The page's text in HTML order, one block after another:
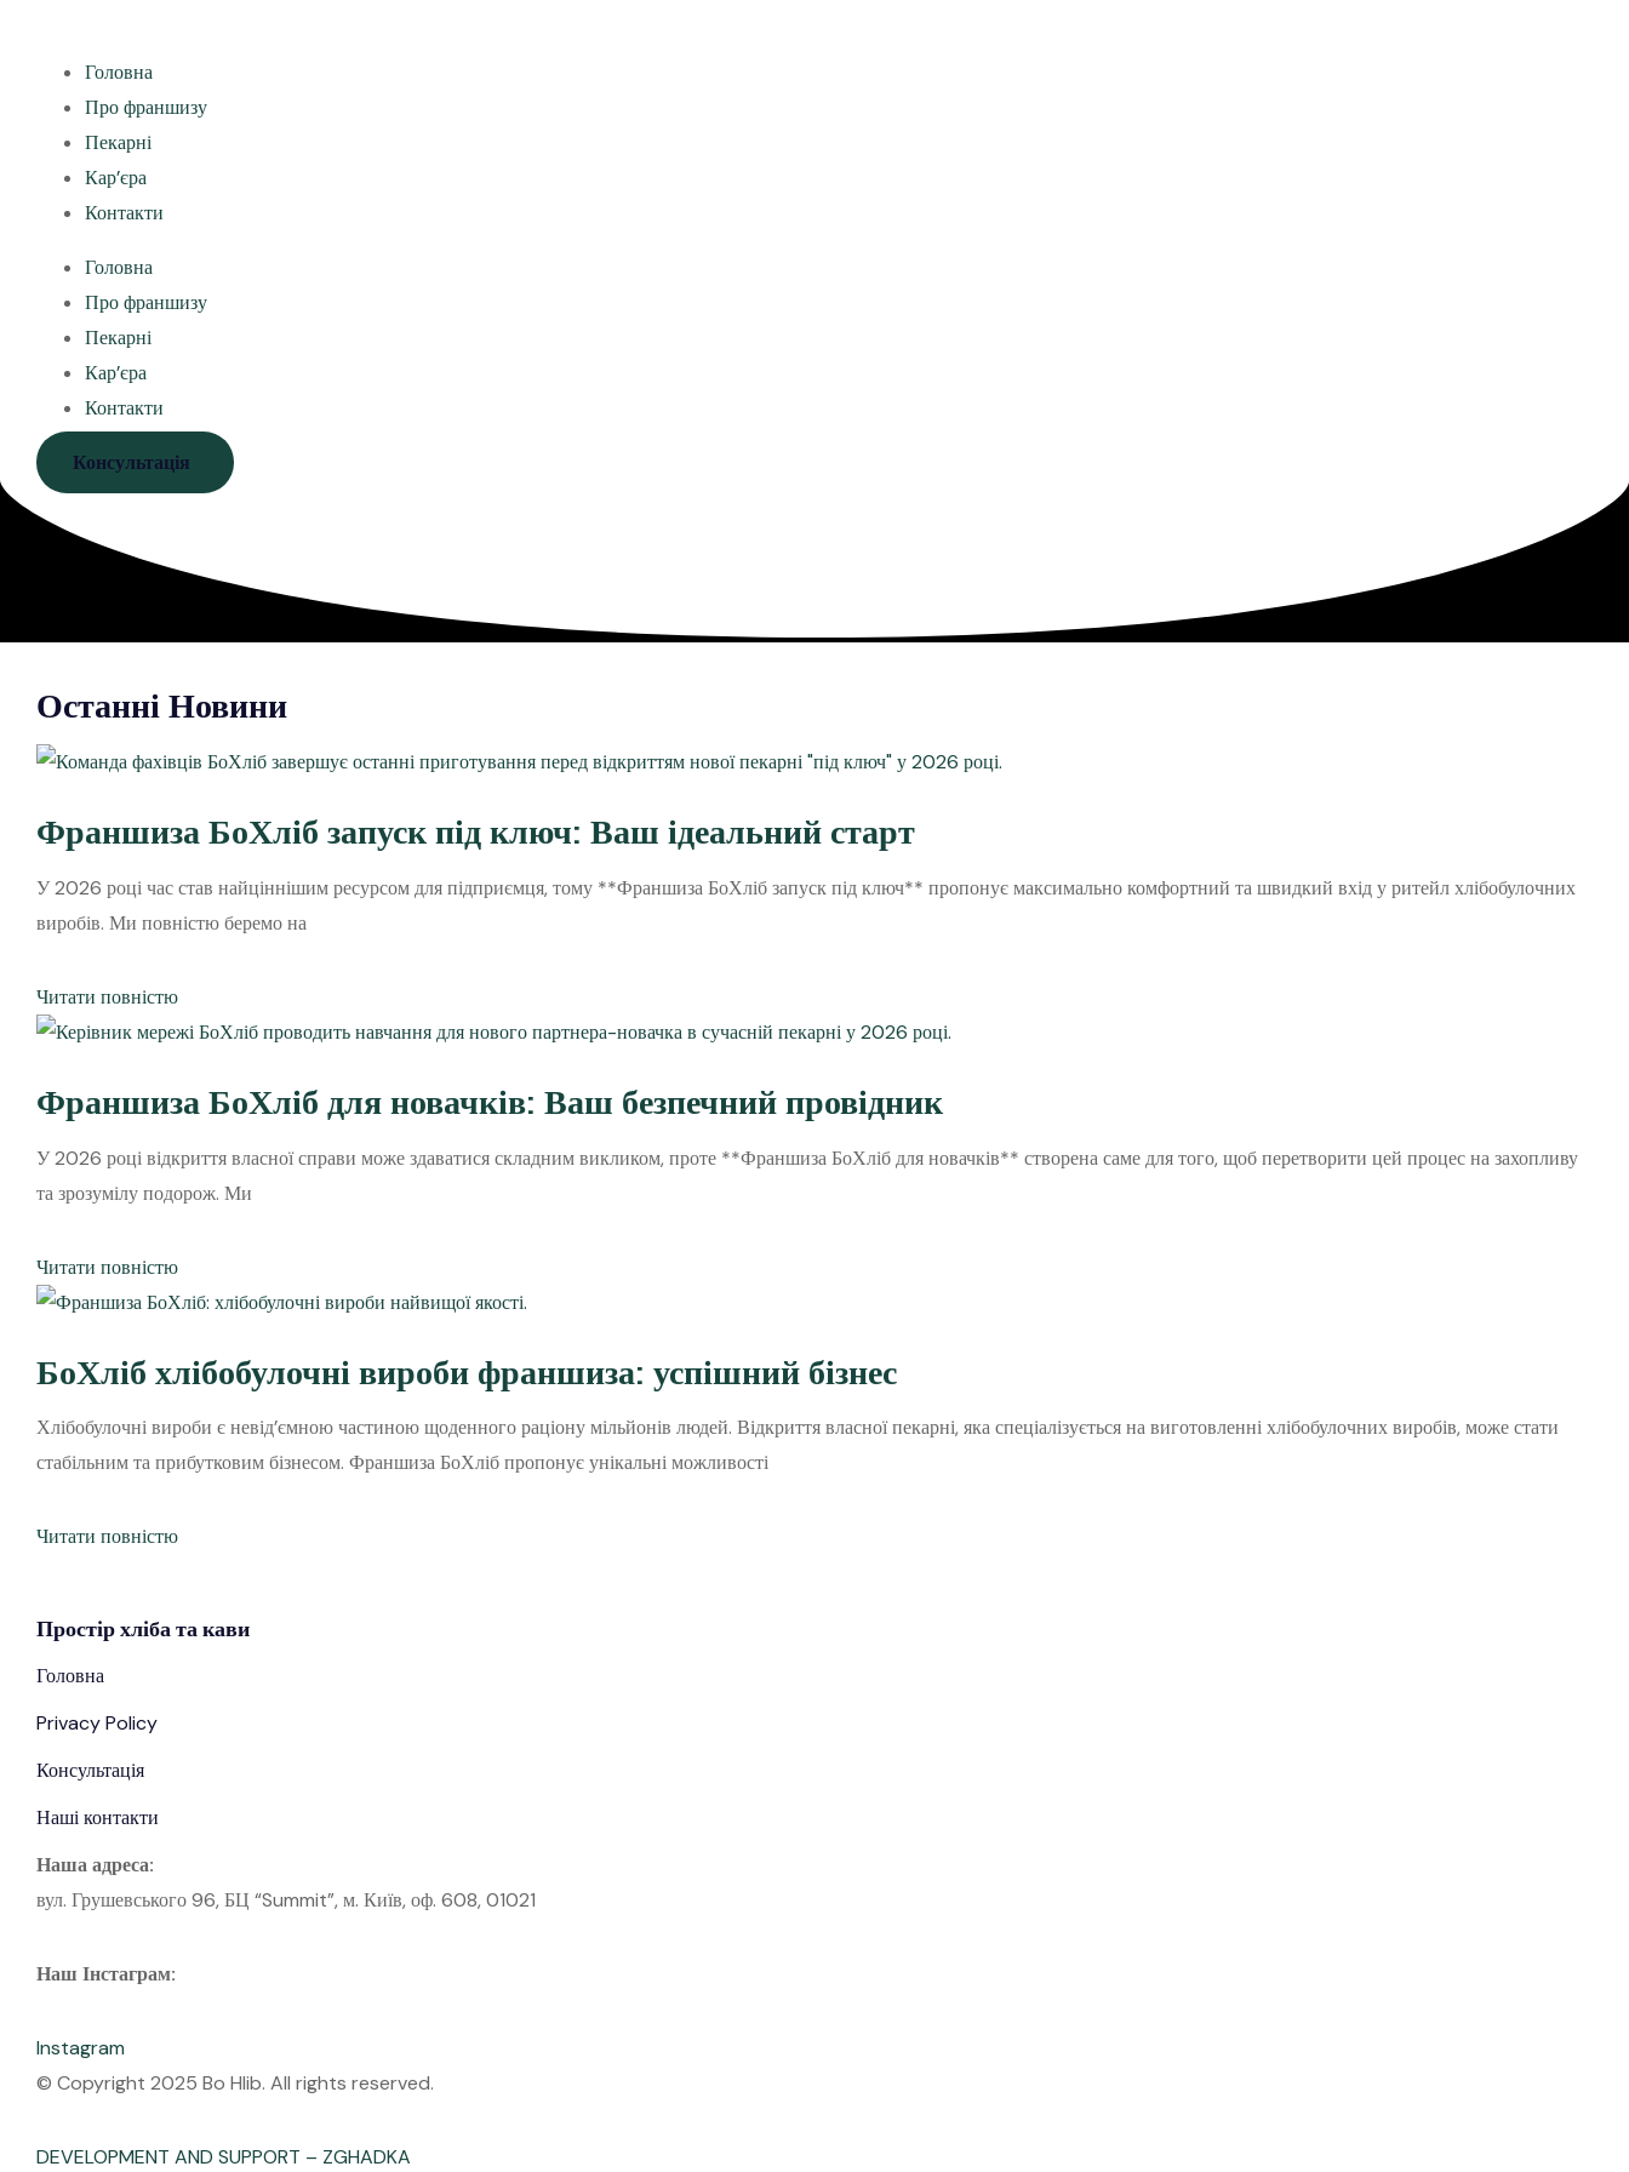
Головна
Про франшизу
Пекарні
Кар’єра
Контакти
Головна
Про франшизу
Пекарні
Кар’єра
Контакти
Консультація
Останні Новини
Франшиза БоХліб запуск під ключ: Ваш ідеальний старт
У 2026 році час став найціннішим ресурсом для підприємця, тому **Франшиза БоХліб запуск під ключ** пропонує максимально комфортний та швидкий вхід у ритейл хлібобулочних
виробів. Ми повністю беремо на
Читати повністю
Франшиза БоХліб для новачків: Ваш безпечний провідник
У 2026 році відкриття власної справи може здаватися складним викликом, проте **Франшиза БоХліб для новачків** створена саме для того, щоб перетворити цей процес на захопливу
та зрозумілу подорож. Ми
Читати повністю
БоХліб хлібобулочні вироби франшиза: успішний бізнес
Хлібобулочні вироби є невід’ємною частиною щоденного раціону мільйонів людей. Відкриття власної пекарні, яка спеціалізується на виготовленні хлібобулочних виробів, може стати
стабільним та прибутковим бізнесом. Франшиза БоХліб пропонує унікальні можливості
Читати повністю
Простірхлібата кави
Головна
Privacy Policy
Консультація
Наші контакти
Наша адреса:
вул. Грушевського 96, БЦ “Summit”, м. Київ, оф. 608, 01021
Наш Інстаграм:
Instagram
© Copyright 2025 Bo Hlib. All rights reserved.
DEVELOPMENT AND SUPPORT – ZGHADKA